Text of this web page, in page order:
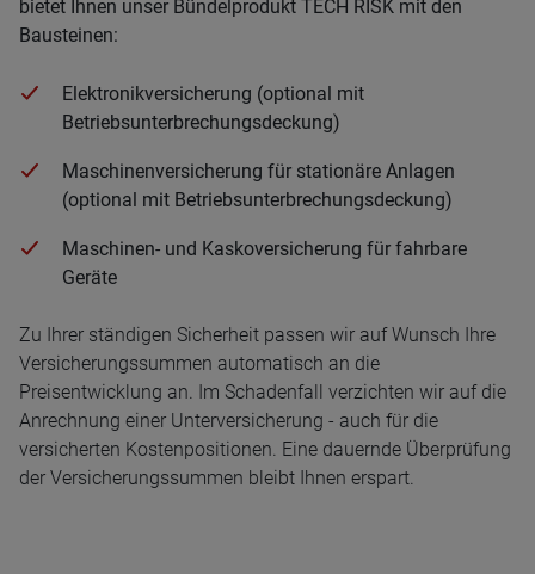
bietet Ihnen unser Bündelprodukt TECH RISK mit den
Bausteinen:
Elektronikversicherung (optional mit
Betriebsunterbrechungsdeckung)
Maschinenversicherung für stationäre Anlagen
(optional mit Betriebsunterbrechungsdeckung)
Maschinen- und Kaskoversicherung für fahrbare
Geräte
Zu Ihrer ständigen Sicherheit passen wir auf Wunsch Ihre
Versicherungssummen automatisch an die
Preisentwicklung an. Im Schadenfall verzichten wir auf die
Anrechnung einer Unterversicherung - auch für die
versicherten Kostenpositionen. Eine dauernde Überprüfung
der Versicherungssummen bleibt Ihnen erspart.